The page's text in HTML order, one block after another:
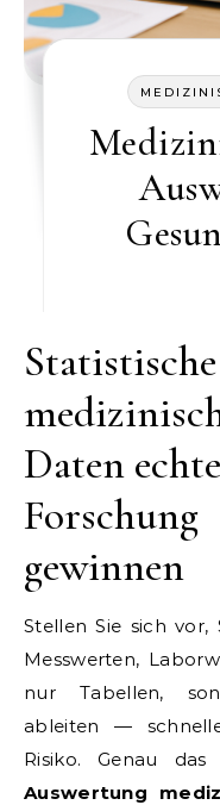
Daten
gewinnen
Stellen Sie sich
Messwerten,
nur Tabellen,
ableiten —
Risiko. Genau
Auswertung